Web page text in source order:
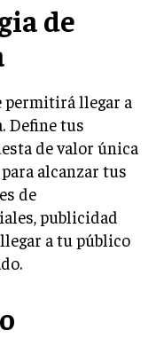
de
permitirá llegar a
Define tus
de valor única
alcanzar tus
de
publicidad
a tu público